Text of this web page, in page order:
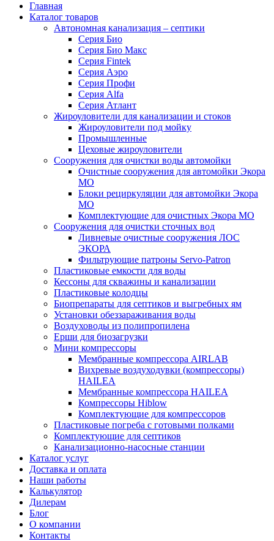
Главная
Каталог товаров
Автономная канализация – септики
Серия Био
Серия Био Макс
Серия Fintek
Серия Аэро
Серия Профи
Серия Alfa
Серия Атлант
Жироуловители для канализации и стоков
Жироуловители под мойку
Промышленные
Цеховые жироуловители
Сооружения для очистки воды автомойки
Очистные сооружения для автомойки Экора
МО
Блоки рециркуляции для автомойки Экора
МО
Комплектующие для очистных Экора МО
Сооружения для очистки сточных вод
Ливневые очистные сооружения ЛОС
ЭКОРА
Фильтрующие патроны Servo-Patron
Пластиковые емкости для воды
Кессоны для скважины и канализации
Пластиковые колодцы
Биопрепараты для септиков и выгребных ям
Установки обеззараживания воды
Воздуховоды из полипропилена
Ерши для биозагрузки
Мини компрессоры
Мембранные компрессора AIRLAB
Вихревые воздуходувки (компрессоры)
HAILEA
Мембранные компрессора HAILEA
Компрессоры Hiblow
Комплектующие для компрессоров
Пластиковые погреба с готовыми полками
Комплектующие для септиков
Канализационно-насосные станции
Каталог услуг
Доставка и оплата
Наши работы
Калькулятор
Дилерам
Блог
О компании
Контакты